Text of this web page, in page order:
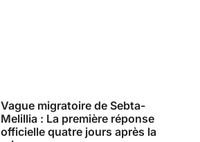
Vague migratoire de Sebta-
Melillia : La première réponse
officielle quatre jours après la